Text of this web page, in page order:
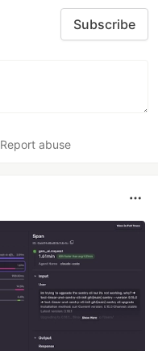
Subscribe
Report abuse